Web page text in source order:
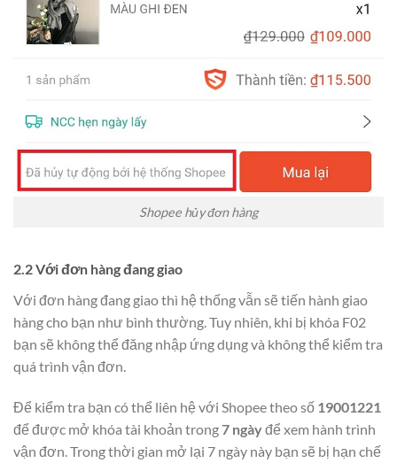
Shopee hủy đơn hàng
2.2 Với đơn hàng đang giao
Với đơn hàng đang giao thì hệ thống vẫn sẽ tiến hành giao
hàng cho bạn như bình thường. Tuy nhiên, khi bị khóa F02
bạn sẽ không thể đăng nhập ứng dụng và không thể kiểm tra
quá trình vận đơn.
Để kiểm tra bạn có thể liên hệ với Shopee theo số 19001221
để được mở khóa tài khoản trong7 ngàyđể xem hành trình
vận đơn. Trong thời gian mở lại 7 ngày này bạn sẽ bị hạn chế